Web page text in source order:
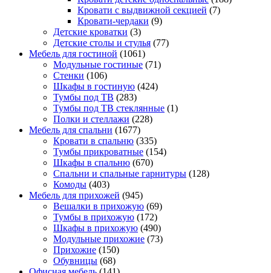
Кровати с выдвижной секцией (7)
Кровати-чердаки (9)
Детские кроватки (3)
Детские столы и стулья (77)
Мебель для гостиной (1061)
Модульные гостиные (71)
Стенки (106)
Шкафы в гостиную (424)
Тумбы под ТВ (283)
Тумбы под ТВ стеклянные (1)
Полки и стеллажи (228)
Мебель для спальни (1677)
Кровати в спальню (335)
Тумбы прикроватные (154)
Шкафы в спальню (670)
Спальни и спальные гарнитуры (128)
Комоды (403)
Мебель для прихожей (945)
Вешалки в прихожую (69)
Тумбы в прихожую (172)
Шкафы в прихожую (490)
Модульные прихожие (73)
Прихожие (150)
Обувницы (68)